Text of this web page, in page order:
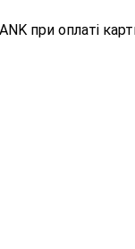
при оплаті